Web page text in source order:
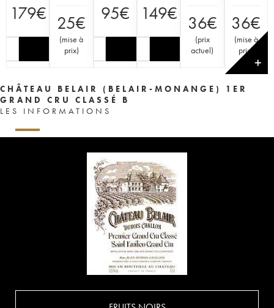
179€ 25€
(mise à
prix)
95€ 149€ 36€
(prix
actuel)
36€
(mise à
prix)
✕
CHÂTEAU BELAIR (BELAIR-MONANGE) 1ER
GRAND CRU CLASSÉ B
LES INFORMATIONS